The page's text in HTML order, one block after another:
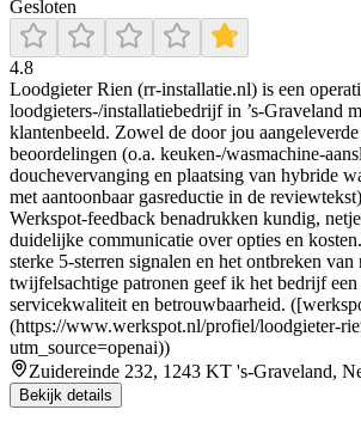
Gesloten
4.8
Loodgieter Rien (rr-installatie.nl) is een
loodgieters-/installatiebedrijf in ’s-Graveland
klantenbeeld. Zowel de door jou
beoordelingen (o.a. keuken-/wasmachine-
douchevervanging en plaatsing van hybride
met aantoonbaar gasreductie in de
Werkspot-feedback benadrukken kundig,
duidelijke communicatie over opties en
sterke 5-sterren signalen en het ontbreken van
twijfelsachtige patronen geef ik het bedrijf
servicekwaliteit en betrouwbaarheid.
(https://www.werkspot.nl/profiel/loodgieter-
utm_source=openai))
Zuidereinde 232, 1243 KT 's-Graveland,
Bekijk details